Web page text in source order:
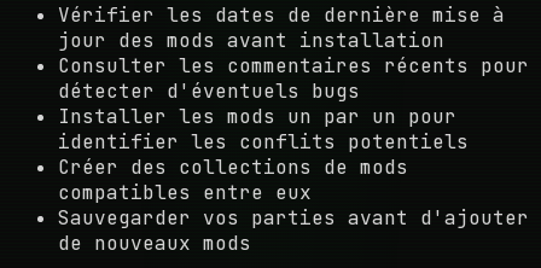
Vérifier les dates de dernière mise à
jour des mods avant installation
Consulter les commentaires récents pour
détecter d'éventuels bugs
Installer les mods un par un pour
identifier les conflits potentiels
Créer des collections de mods
compatibles entre eux
Sauvegarder vos parties avant d'ajouter
de nouveaux mods